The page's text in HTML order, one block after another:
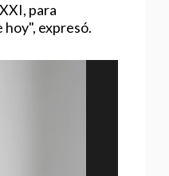
para
expresó.